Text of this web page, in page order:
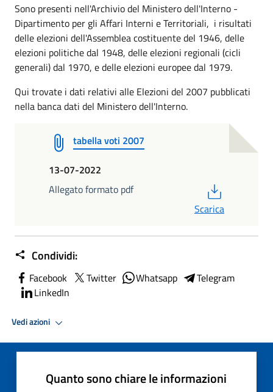
Sono presenti nell'Archivio del Ministero dell'Interno -
Dipartimento per gli Affari Interni e Territoriali, i risultati
delle elezioni dell'Assemblea costituente del 1946, delle
elezioni politiche dal 1948, delle elezioni regionali (cicli
generali) dal 1970, e delle elezioni europee dal 1979.
Qui trovate i dati relativi alle Elezioni del 2007 pubblicati
nella banca dati del Ministero dell'Interno.
tabella voti 2007
13-07-2022
Allegato formato pdf
Scarica
Condividi:
Facebook Twitter Whatsapp
Telegram
LinkedIn
Vedi azioni
Quanto sono chiare le informazioni